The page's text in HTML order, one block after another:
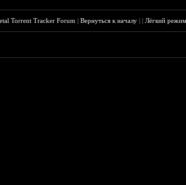
Torrent Tracker Forum |Вернуться к началу ||Лёгкий